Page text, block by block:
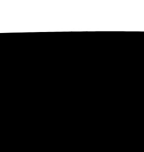
equipo de fútbol. Ojo